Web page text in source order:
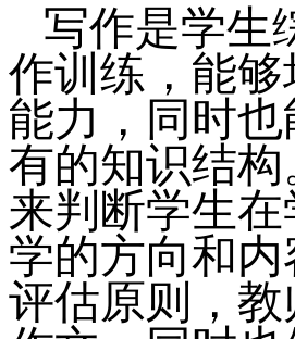
写作是学生
作训练，能
能力，同时
有的知识结
来判断学生
学的方向和
评估原则，